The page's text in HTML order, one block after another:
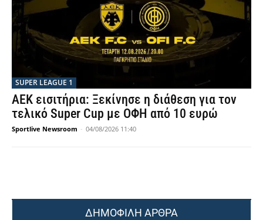
SUPER LEAGUE 1
ΑΕΚ εισιτήρια: Ξεκίνησε η διάθεση για τον
τελικό Super Cup με ΟΦΗ από 10 ευρώ
Sportlive Newsroom - 04/08/2026 11:40
ΔΗΜΟΦΙΛΗ ΑΡΘΡΑ